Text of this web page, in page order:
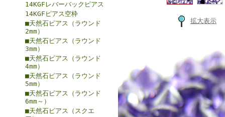
14KGFレバーバックピアス
14KGFピアス空枠
■天然石ピアス（ラウンド
2mm）
■天然石ピアス（ラウンド
3mm）
■天然石ピアス（ラウンド
4mm）
■天然石ピアス（ラウンド
5mm）
■天然石ピアス（ラウンド
6mm～）
■天然石ピアス（スクエ
拡大表示